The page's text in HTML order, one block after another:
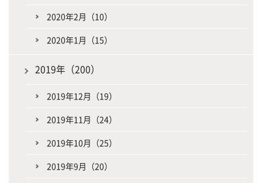
2020年2月（10）
2020年1月（15）
2019年（200）
2019年12月（19）
2019年11月（24）
2019年10月（25）
2019年9月（20）